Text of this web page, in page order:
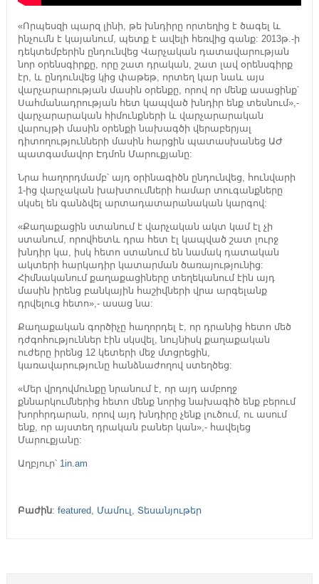
«Որպեսզի պարզ լինի, թե խնդիրը որտեղից է ծագել և
ինչումն է կայանում, պետք է ավելի հեռվից գանք: 2013թ.-ի
դեկտեմբերին ընդունվեց Վարչական դատավարության
նոր օրենսգիրքը, որը շատ դրական, շատ լավ օրենսգիրք
էր, և ընդունվեց կից փաթեթ, որտեղ կար նաև այս
վարչարարության մասին օրենքը, որով որ մենք ասացինք՝
Սահմանադրության հետ կապված խնդիր ենք տեսնում»,-
վարչարարական հիմունքների և վարչարարական
վարույթի մասին օրենքի նախագծի վերաբերյալ
դիտողությունների մասին հարցին պատասխանեց ԱԺ
պատգամավոր Էդմոն Մարուքյանը:
Նրա հաղորդմամբ՝ այդ օրինագիծն ընդունվեց, հունվարի
1-ից վարչական խախտումների համար տուգանքները
սկսել են գանձվել արտադատարանական կարգով:
«Քաղաքացին ստանում է վարչական ակտ կամ էլ չի
ստանում, որովհետև դրա հետ էլ կապված շատ լուրջ
խնդիր կա, իսկ հետո ստանում են նամակ դատական
ակտերի հարկադիր կատարման ծառայությունից:
Հիմնականում քաղաքացիները տեղեկանում էին այդ
մասին իրենց բանկային հաշիվների վրա արգելանք
դրվելուց հետո»,- ասաց նա:
Քաղաքական գործիչը հաղորդել է, որ դրանից հետո մեծ
դժգոհություններ էին սկսվել, նույնիսկ քաղաքական
ուժերը իրենց 12 կետերի մեջ մտցրեցին,
կառավարությունը հանձնաժողով ստեղծեց:
«Մեր վրդովմունքը նրանում է, որ այդ ամբողջ
քննարկումներից հետո մենք նորից նախագիծ ենք բերում
խորհրդարան, որով այդ խնդիրը չենք լուծում, ու ասում
ենք, որ այստեղ դրական բաներ կան»,- հավելեց
Մարուքյանը:
Աղբյուր՝ 1in.am
Բաժին: featured, Մամուլ, Տեսանյութեր